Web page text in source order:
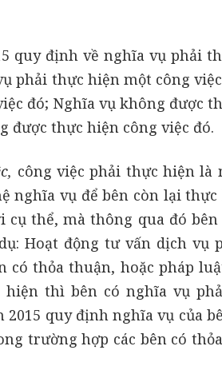
quy định về nghĩa vụ phải
phải thực hiện một công
đó; Nghĩa vụ không được
được thực hiện công việc đó.
công việc phải thực hiện là
nghĩa vụ để bên còn lại
thể, mà thông qua đó
Hoạt động tư vấn dịch vụ
có thỏa thuận, hoặc pháp
thì bên có nghĩa vụ
2015 quy định nghĩa vụ của
trường hợp các bên có